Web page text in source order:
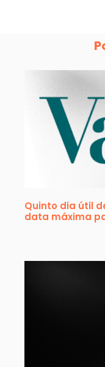
Quinto dia útil
data máxima